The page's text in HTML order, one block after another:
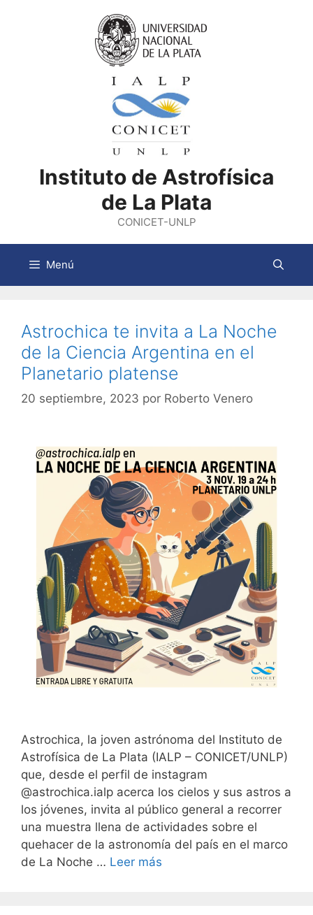
Instituto de Astrofísica
de La Plata
CONICET-UNLP
Menú
Astrochica te invita a La Noche
de la Ciencia Argentina en el
Planetario platense
20 septiembre, 2023 por Roberto Venero
Astrochica, la joven astrónoma del Instituto de
Astrofísica de La Plata (IALP – CONICET/UNLP)
que, desde el perfil de instagram
@astrochica.ialp acerca los cielos y sus astros a
los jóvenes, invita al público general a recorrer
una muestra llena de actividades sobre el
quehacer de la astronomía del país en el marco
de La Noche … Leer más